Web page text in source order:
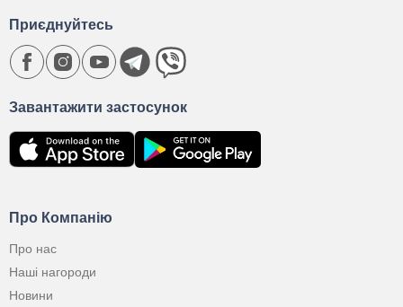
Про Компанію
Про нас
Наші нагороди
Новини
Завантажити застосунок
Приєднуйтесь